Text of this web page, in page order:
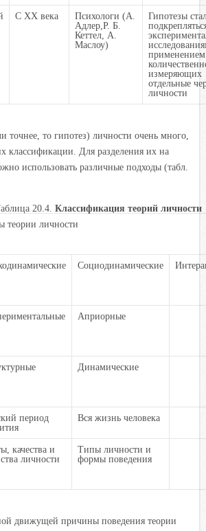
С XX века
Психологи (А.
Адлер,Р. Б.
Кеттел, А.
Маслоу)
Гипотезы
применением
измеряющих
отдельные
личности
точнее, то гипотез) личности очень много,
классификации. Для разделения их на
использовать различные подходы (табл.
20.4. Классификация теорий личности
теории личности
Социодинамические
Априорные
Динамические
период
Вся жизнь человека
качества и
личности
Типы личности и
формы поведения
движущей причины поведения теории